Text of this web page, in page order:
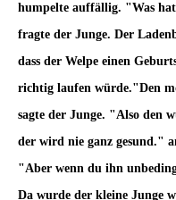
humpelte auffällig. "Was
fragte der Junge. Der
dass der Welpe einen
richtig laufen würde."Den
sagte der Junge. "Also den
der wird nie ganz gesund."
"Aber wenn du ihn
Da wurde der kleine Junge